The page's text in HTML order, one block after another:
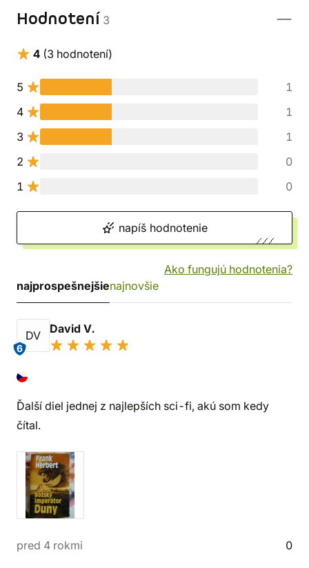
Hodnotení 3
4 (3 hodnotení)
5
1
4
1
3
1
2
0
1
0
napíš hodnotenie
Ako fungujú hodnotenia?
najprospešnejšienajnovšie
DV
6
David V.
Ďalší diel jednej z najlepších sci-fi, akú som kedy
čítal.
pred 4 rokmi 0